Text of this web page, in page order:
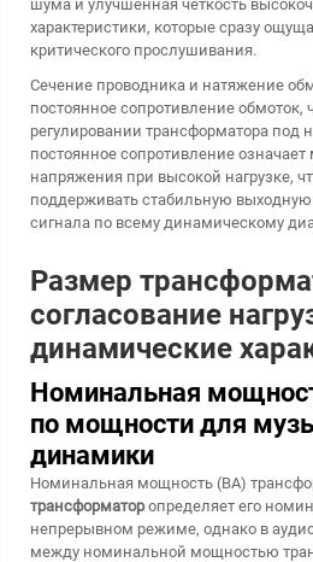
шума и улучшенная четкость
характеристики, которые сразу
критического прослушивания.
Сечение проводника и натяжение
постоянное сопротивление обмоток,
регулировании трансформатора под
постоянное сопротивление
напряжения при высокой нагрузке,
поддерживать стабильную
сигнала по всему динамическому
Размер
согласование
динамические
Номинальная
по мощности для
динамики
Номинальная мощность (ВА)
трансформаторопределяет его
непрерывном режиме, однако в
между номинальной мощностью